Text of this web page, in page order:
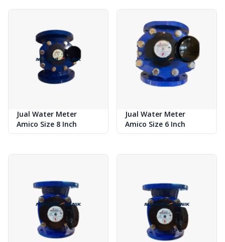
Jual Water Meter
Amico Size 8 Inch
Jual Water Meter
Amico Size 6 Inch